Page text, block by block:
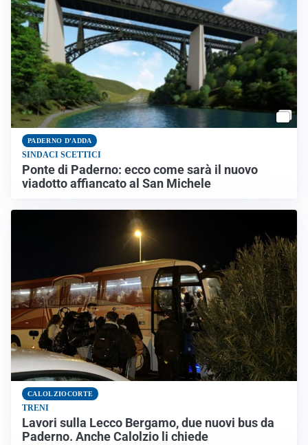
PADERNO D'ADDA
SINDACI SCETTICI
Ponte di Paderno: ecco come sarà il nuovo
viadotto affiancato al San Michele
CALOLZIOCORTE
TRENI
Lavori sulla Lecco Bergamo, due nuovi bus da
Paderno. Anche Calolzio li chiede